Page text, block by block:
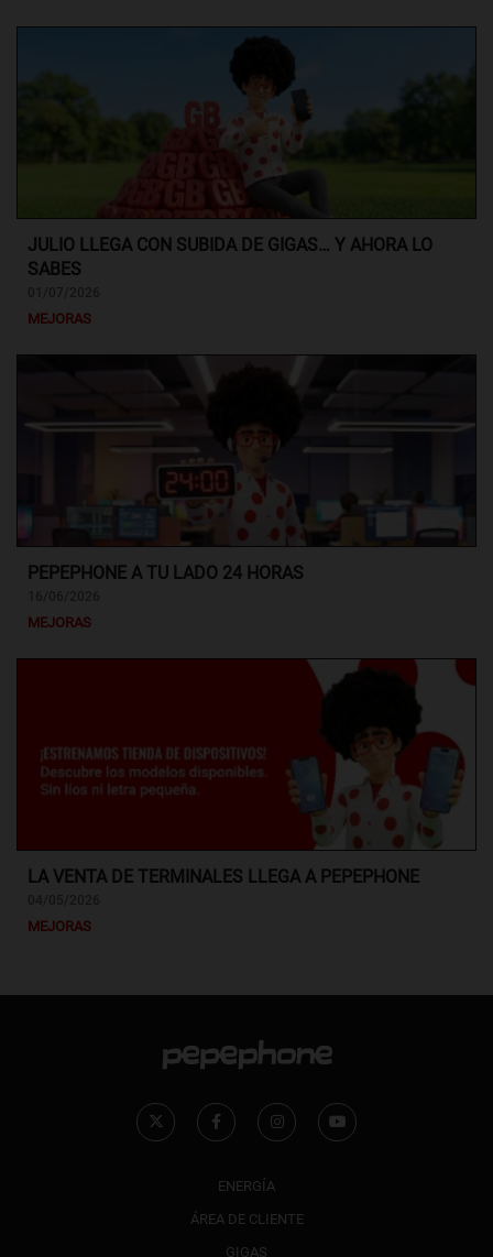
JULIO LLEGA CON SUBIDA DE GIGAS… Y AHORA LO
SABES
MEJORAS
PEPEPHONE A TU LADO 24 HORAS
MEJORAS
LA VENTA DE TERMINALES LLEGA A PEPEPHONE
MEJORAS
ENERGÍA
ÁREA DE CLIENTE
GIGAS